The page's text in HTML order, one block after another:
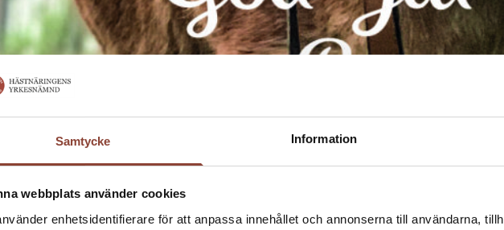
Samtycke Information
webbplats använder cookies
enhetsidentifierare för att anpassa innehållet och annonserna till användarna,